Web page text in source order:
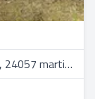
Martinengo, Via milano, 171319, 24057 martinengo bg, italia